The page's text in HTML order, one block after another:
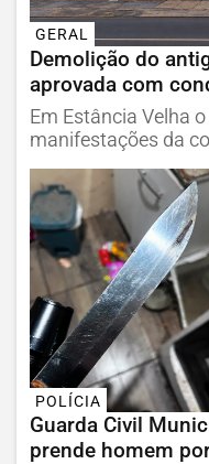
GERAL
Demolição do
aprovada com
Em Estância Velha
manifestações da
POLÍCIA
Guarda Civil
prende homem